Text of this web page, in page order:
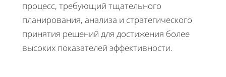
процесс, требующий тщательного
планирования, анализа и стратегического
принятия решений для достижения более
высоких показателей эффективности.